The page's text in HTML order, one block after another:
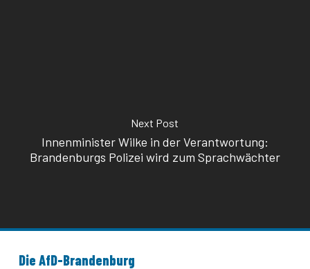
Next Post
Innenminister Wilke in der Verantwortung:
Brandenburgs Polizei wird zum Sprachwächter
Die AfD-Brandenburg